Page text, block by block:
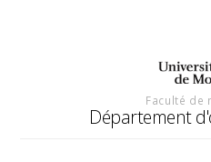
Faculté de
Département